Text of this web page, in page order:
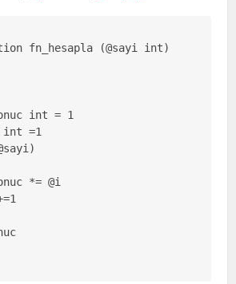
fn_hesapla (@sayi int)
int = 1
int =1
*= @i